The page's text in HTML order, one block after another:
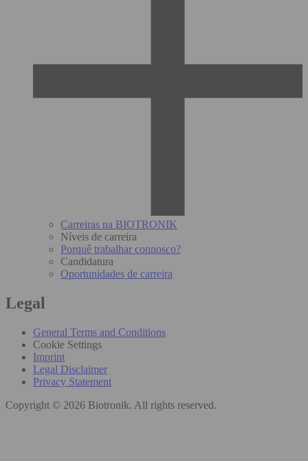
Carreiras na BIOTRONIK
Níveis de carreira
Porquê trabalhar connosco?
Candidatura
Oportunidades de carreira
Legal
General Terms and Conditions
Cookie Settings
Imprint
Legal Disclaimer
Privacy Statement
Copyright © 2026 Biotronik. All rights reserved.